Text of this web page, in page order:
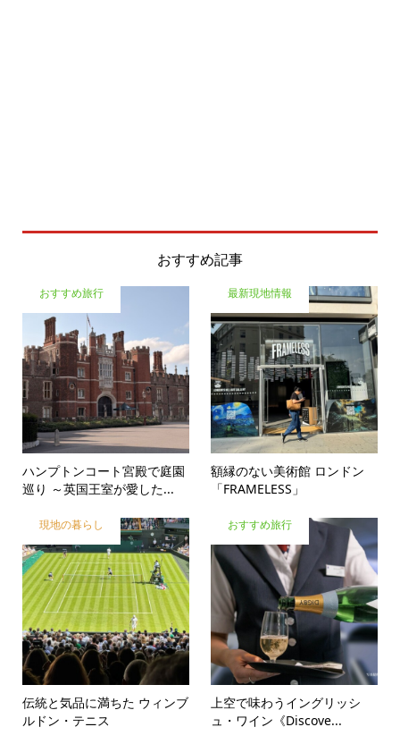
おすすめ記事
おすすめ旅行
ハンプトンコート宮殿で庭園
巡り ～英国王室が愛した...
最新現地情報
額縁のない美術館 ロンドン
「FRAMELESS」
現地の暮らし
伝統と気品に満ちた ウィンブ
ルドン・テニス
おすすめ旅行
上空で味わうイングリッシ
ュ・ワイン《Discove...